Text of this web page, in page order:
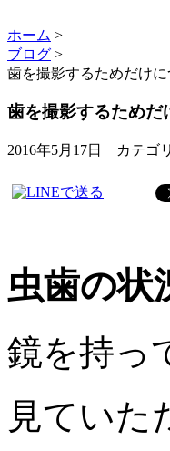
ホーム >
ブログ >
歯を撮影するためだけ
歯を撮影するためだ
2016年5月17日 カテゴ
虫歯の状
鏡を持っ
見ていた